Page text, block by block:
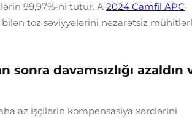
99,97%-ni tutur. A 2024 Camfil APC
toz səviyyələrini nəzarətsiz
davamsızlığı azaldın
az işçilərin kompensasiya xərclərini